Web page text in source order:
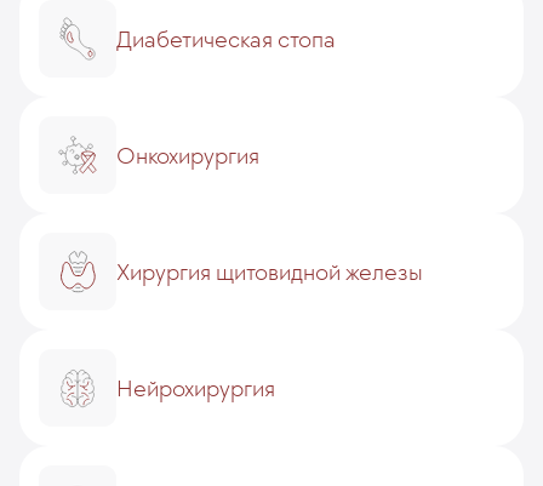
Диабетическая стопа
Онкохирургия
Хирургия щитовидной железы
Нейрохирургия